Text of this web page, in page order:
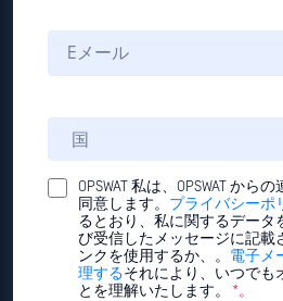
OPSWAT 私は、OPSWAT から
同意します。 プライバシーポ
るとおり、私に関するデータ
び受信したメッセージに記載
ンクを使用するか、。 電子メ
理するそれにより、いつでも
とを理解いたします。
*。